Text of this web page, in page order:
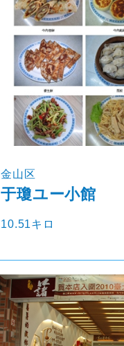
金山区
于瓊ユー小館
10.51キロ